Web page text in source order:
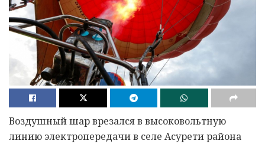
Воздушный шар врезался в высоковольтную
линию электропередачи в селе Асурети района